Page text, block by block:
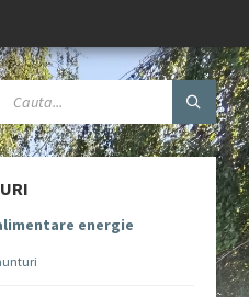
energie